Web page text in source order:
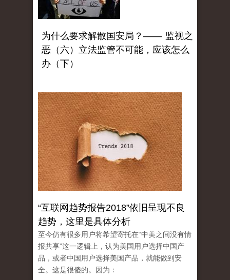
为什么要求解散国安局？—— 监视之
恶（六）立法监管不可能，应该怎么
办（下）
“互联网趋势报告2018”依旧呈现不良
趋势，这里是具体分析
至今仍有很多用户将希望寄托在“中美之间没有情
报共享”这一逻辑上，认为美国用户选择中国产
品，或者中国用户选择美国产品，就能做到安
全。这是很傻的。因为：